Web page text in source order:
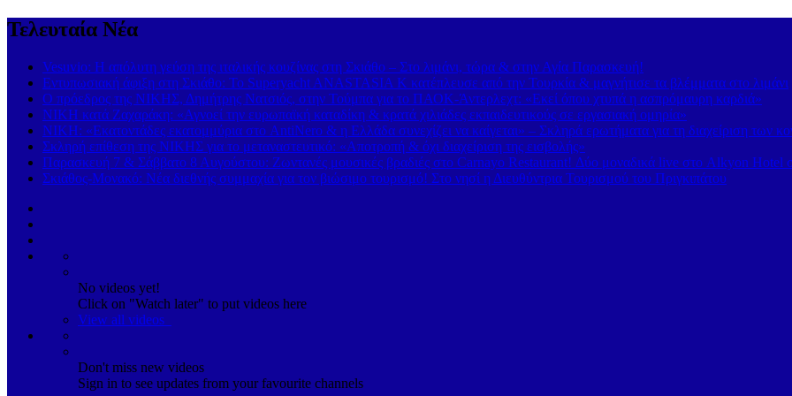
Τελευταία Νέα
Vesuvio: Η απόλυτη γεύση της ιταλικής κουζίνας στη Σκιάθο – Στο λιμάνι, τώρα & στην Αγία Παρασκευή!
Εντυπωσιακή άφιξη στη Σκιάθο: Το Superyacht ANASTASIA K κατέπλευσε από την Τουρκία & μαγνήτισε τα βλέμματα στο λιμάνι
Ο πρόεδρος της ΝΙΚΗΣ, Δημήτρης Νατσιός, στην Τούμπα για το ΠΑΟΚ-Άντερλεχτ: «Εκεί όπου χτυπά η ασπρόμαυρη καρδιά»
ΝΙΚΗ κατά Ζαχαράκη: «Αγνοεί την ευρωπαϊκή καταδίκη & κρατά χιλιάδες εκπαιδευτικούς σε εργασιακή ομηρία»
ΝΙΚΗ: «Εκατοντάδες εκατομμύρια στο AntiNero & η Ελλάδα συνεχίζει να καίγεται» – Σκληρά ερωτήματα για τη διαχείριση των
Σκληρή επίθεση της ΝΙΚΗΣ για το μεταναστευτικό: «Αποτροπή & όχι διαχείριση της εισβολής»
Παρασκευή 7 & Σάββατο 8 Αυγούστου: Ζωντανές μουσικές βραδιές στο Carnayo Restaurant! Δύο μοναδικά live στο Alkyon Hotel
Σκιάθος-Μονακό: Νέα διεθνής συμμαχία για τον βιώσιμο τουρισμό! Στο νησί η Διευθύντρια Τουρισμού του Πριγκιπάτου
No videos yet!
Click on "Watch later" to put videos here
View all videos
Don't miss new videos
Sign in to see updates from your favourite channels